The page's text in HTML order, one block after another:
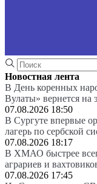
Новостная лента
В День коренных
Вулаты» вернется на
07.08.2026 18:50
В Сургуте впервые
лагерь по сербской
07.08.2026 18:17
В ХМАО быстрее
аграриев и
07.08.2026 17:45